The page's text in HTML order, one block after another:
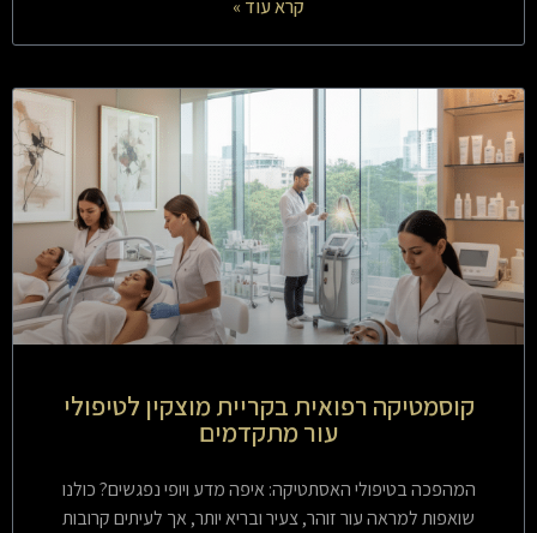
קרא עוד »
קוסמטיקה רפואית בקריית מוצקין לטיפולי
עור מתקדמים
המהפכה בטיפולי האסתטיקה: איפה מדע ויופי נפגשים? כולנו
שואפות למראה עור זוהר, צעיר ובריא יותר, אך לעיתים קרובות